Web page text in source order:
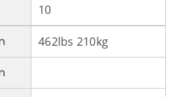
10
462lbs 210kg